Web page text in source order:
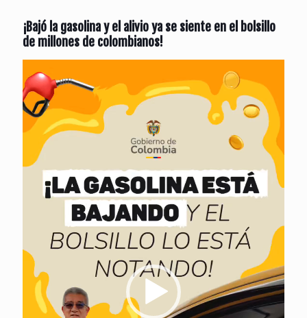
¡Bajó la gasolina y el alivio ya se siente en el bolsillo
de millones de colombianos!
de
vídeo